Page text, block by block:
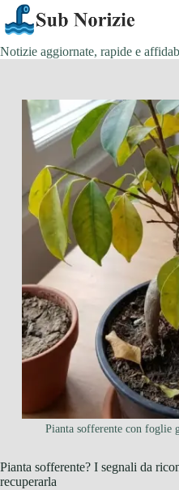
Salta
al
contenuto
Notizie aggiornate, rapide e
Pianta sofferente con foglie
Pianta sofferente? I segnali da
recuperarla